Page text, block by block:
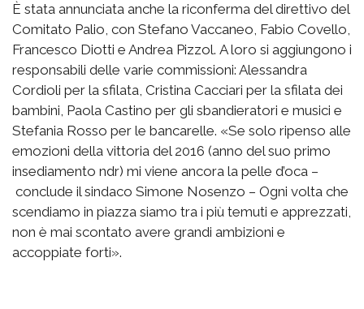
È stata annunciata anche la riconferma del direttivo del
Comitato Palio, con Stefano Vaccaneo, Fabio Covello,
Francesco Diotti e Andrea Pizzol. A loro si aggiungono i
responsabili delle varie commissioni: Alessandra
Cordioli per la sfilata, Cristina Cacciari per la sfilata dei
bambini, Paola Castino per gli sbandieratori e musici e
Stefania Rosso per le bancarelle. «Se solo ripenso alle
emozioni della vittoria del 2016 (anno del suo primo
insediamento ndr) mi viene ancora la pelle d’oca –
conclude il sindaco Simone Nosenzo – Ogni volta che
scendiamo in piazza siamo tra i più temuti e apprezzati,
non è mai scontato avere grandi ambizioni e
accoppiate forti».